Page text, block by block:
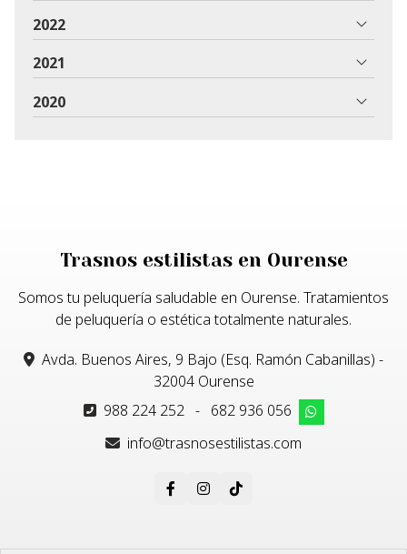
2022
2021
2020
Trasnos estilistas en Ourense
Somos tu peluquería saludable en Ourense. Tratamientos
de peluquería o estética totalmente naturales.
Avda. Buenos Aires, 9 Bajo (Esq. Ramón Cabanillas) -
32004 Ourense
988 224 252 -
682 936 056
info@trasnosestilistas.com